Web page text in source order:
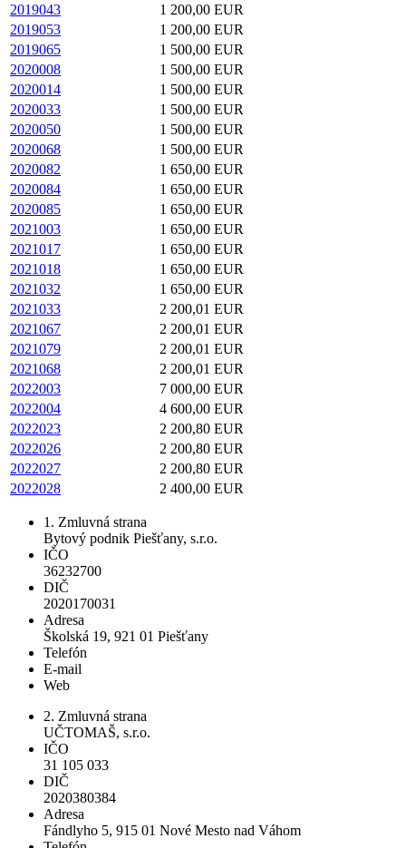
2019043
1 200,00 EUR
2019053
1 200,00 EUR
2019065
1 500,00 EUR
2020008
1 500,00 EUR
2020014
1 500,00 EUR
2020033
1 500,00 EUR
2020050
1 500,00 EUR
2020068
1 500,00 EUR
2020082
1 650,00 EUR
2020084
1 650,00 EUR
2020085
1 650,00 EUR
2021003
1 650,00 EUR
2021017
1 650,00 EUR
2021018
1 650,00 EUR
2021032
1 650,00 EUR
2021033
2 200,01 EUR
2021067
2 200,01 EUR
2021079
2 200,01 EUR
2021068
2 200,01 EUR
2022003
7 000,00 EUR
2022004
4 600,00 EUR
2022023
2 200,80 EUR
2022026
2 200,80 EUR
2022027
2 200,80 EUR
2022028
2 400,00 EUR
1. Zmluvná strana
Bytový podnik Piešťany, s.r.o.
IČO
36232700
DIČ
2020170031
Adresa
Školská 19, 921 01 Piešťany
Telefón
E-mail
Web
2. Zmluvná strana
UČTOMAŠ, s.r.o.
IČO
31 105 033
DIČ
2020380384
Adresa
Fándlyho 5, 915 01 Nové Mesto nad Váhom